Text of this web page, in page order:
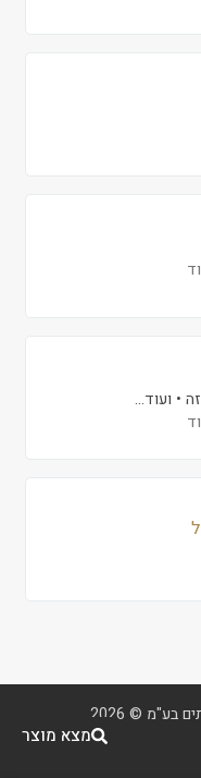
ועוד...
© 2026
מצא מוצר